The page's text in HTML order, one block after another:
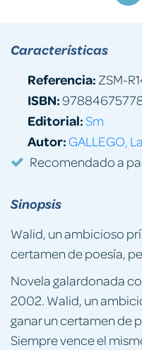
Sinopsis
Walid, un ambicioso
certamen de poesía,
Novela galardonada
2002. Walid, un
ganar un certamen de
Siempre vence el
Características
Referencia: ZSM-
ISBN:
Editorial:Sm
Autor: GALLEGO,
Recomendado a